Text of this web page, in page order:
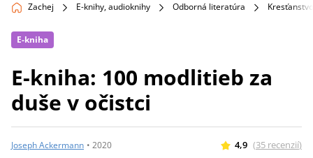
Zachej E-knihy, audioknihy Odborná literatúra Kresťanstvo
E-kniha
E-kniha: 100 modlitieb za
duše v očistci
Joseph Ackermann • 2020 4,9 (35 recenzií)